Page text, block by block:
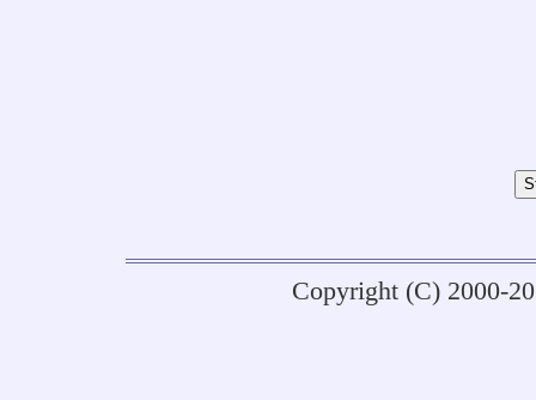
Copyright (C) 2000-